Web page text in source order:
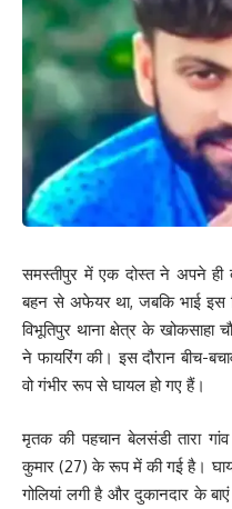
समस्तीपुर में एक दोस्त ने अपने ही
बहन से अफेयर था, जबकि भाई इस
विभूतिपुर थाना क्षेत्र के
ने फायरिंग की। इस दौरान बीच-
वो गंभीर रूप से घायल हो गए हैं।
मृतक की पहचान बेलसंडी तारा
कुमार (27) के रूप में की गई है।
गोलियां लगी है और दुकानदार के